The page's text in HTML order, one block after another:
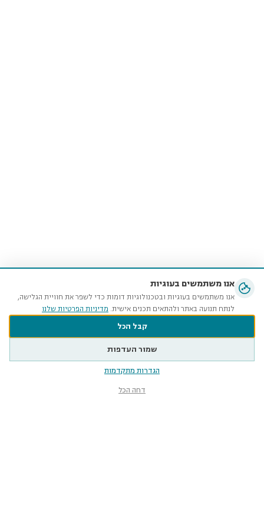
אנו משתמשים בעוגיות
אנו משתמשים בעוגיות ובטכנולוגיות דומות כדי לשפר את חוויית הגלישה,
לנתח תנועה באתר ולהתאים תכנים אישית. מדיניות הפרטיות שלנו
קבל הכל
שמור העדפות
הגדרות מתקדמות
דחה הכל